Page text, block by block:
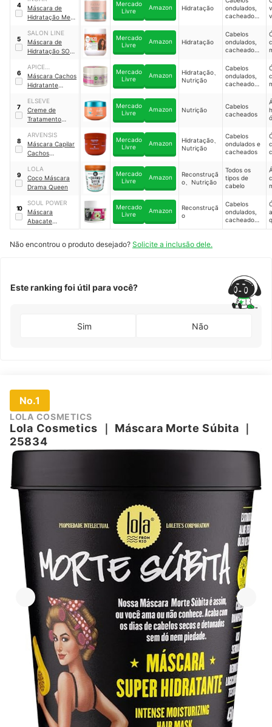
4
Máscara de
Hidratação Meu
Crush｜ INR-
52252
Mercado
Livre
Amazon Hidratação
ondulados,
cacheados e
5
SALON LINE
Máscara de
Hidratação SOS
Tratamento
Profundo｜
34852
Mercado
Livre
Amazon Hidratação
Cabelos
ondulados,
cacheados e
6
APICE
COSMETICS
Máscara Cachos
Hidratante
Mercado
Livre
Amazon
Hidratação、
Nutrição
Cabelos
ondulados,
cacheados,
capilar
7
ELSEVE
Creme de
Tratamento
dos Sonhos
Mercado
Livre
Amazon Nutrição
Cabelos
cacheados
8
ARVENSIS
Máscara Capilar
Cachos
eados
Mercado
Livre
Amazon
Hidratação、
Nutrição
Cabelos
ondulados e
cacheados
9
LOLA
Coco Máscara
Drama Queen
Mercado
Livre
Amazon
Reconstruçã
o、Nutrição
Todos os
tipos de
cabelo
10
SOUL POWER
Máscara
Abacate
Proteinado
Mercado
Livre
Amazon
Reconstruçã
o
Cabelos
ondulados,
cacheados e
crespos
Não encontrou o produto desejado? Solicite a inclusão dele.
Este ranking foi útil para você?
Sim Não
No.1
‎LOLA COSMETICS
Lola Cosmetics Máscara Morte Súbita
25834